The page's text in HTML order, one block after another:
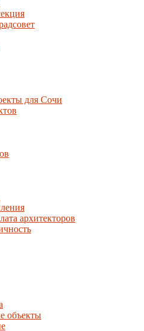
для Сочи
архитекторов
объекты